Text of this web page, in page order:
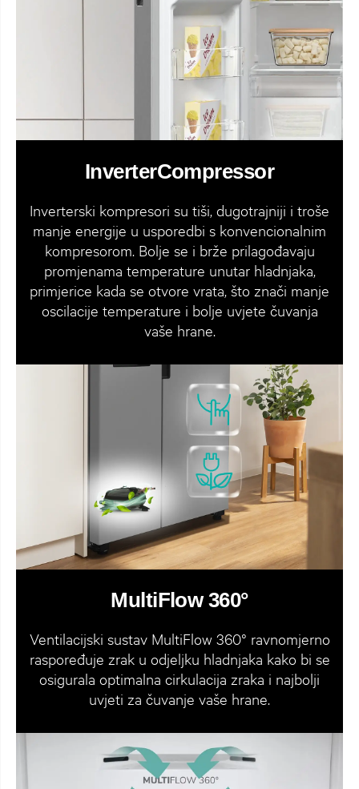
InverterCompressor
Inverterski kompresori su tiši, dugotrajniji i troše
manje energije u usporedbi s konvencionalnim
kompresorom. Bolje se i brže prilagođavaju
promjenama temperature unutar hladnjaka,
primjerice kada se otvore vrata, što znači manje
oscilacije temperature i bolje uvjete čuvanja
vaše hrane.
MultiFlow 360°
Ventilacijski sustav MultiFlow 360° ravnomjerno
raspoređuje zrak u odjeljku hladnjaka kako bi se
osigurala optimalna cirkulacija zraka i najbolji
uvjeti za čuvanje vaše hrane.